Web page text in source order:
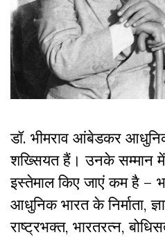
डॉ. भीमराव आंबेडकर
शख्सियत हैं। उनके सम्मान
इस्तेमाल किए जाएं कम है –
आधुनिक भारत के निर्माता,
राष्ट्रभक्त, भारतरत्न,